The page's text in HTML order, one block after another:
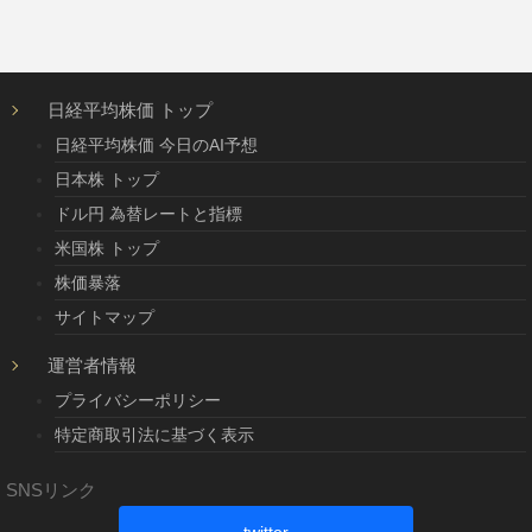
日経平均株価 トップ
日経平均株価 今日のAI予想
日本株 トップ
ドル円 為替レートと指標
米国株 トップ
株価暴落
サイトマップ
運営者情報
プライバシーポリシー
特定商取引法に基づく表示
SNSリンク